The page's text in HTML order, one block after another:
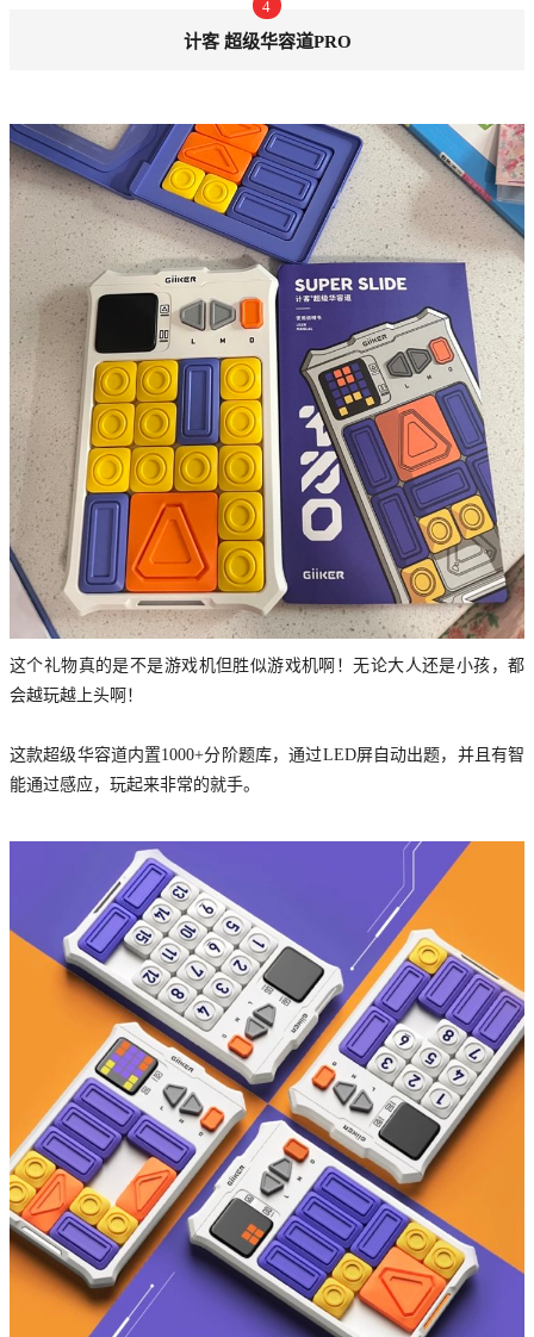
4
计客 超级华容道PRO
这个礼物真的是不是游戏机但胜似游戏机啊！无论大人还是小孩，都
会越玩越上头啊！
这款超级华容道内置1000+分阶题库，通过LED屏自动出题，并且有智
能通过感应，玩起来非常的就手。